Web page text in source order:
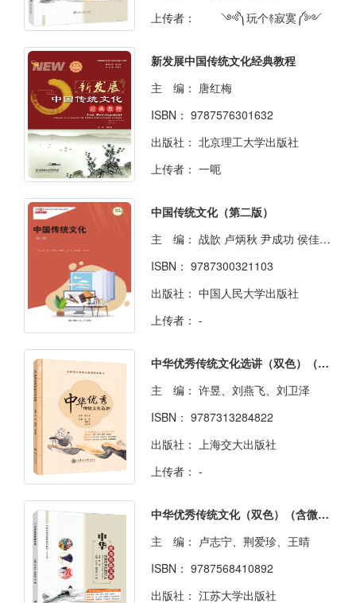
上传者：
༺༽玩个࿈寂寞༼༻
新发展中国传统文化经典教程
主 编： 唐红梅
ISBN： 9787576301632
出版社： 北京理工大学出版社
上传者： 一呃
中国传统文化（第二版）
主 编： 战歆 卢炳秋 尹成功 侯佳 贾雨潇 李筱翎
ISBN： 9787300321103
出版社： 中国人民大学出版社
上传者： -
中华优秀传统文化选讲（双色）（含微课）
主 编： 许昱、刘燕飞、刘卫泽
ISBN： 9787313284822
出版社： 上海交大出版社
上传者： -
中华优秀传统文化（双色）（含微课）
主 编： 卢志宁、荆爱珍、王晴
ISBN： 9787568410892
出版社： 江苏大学出版社